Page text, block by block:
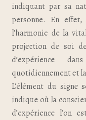
indiquant par sa
personne. En
l’harmonie de la
projection de soi
d’expérience
quotidiennement et
L’élément du signe
indique où la
d’expérience l’on